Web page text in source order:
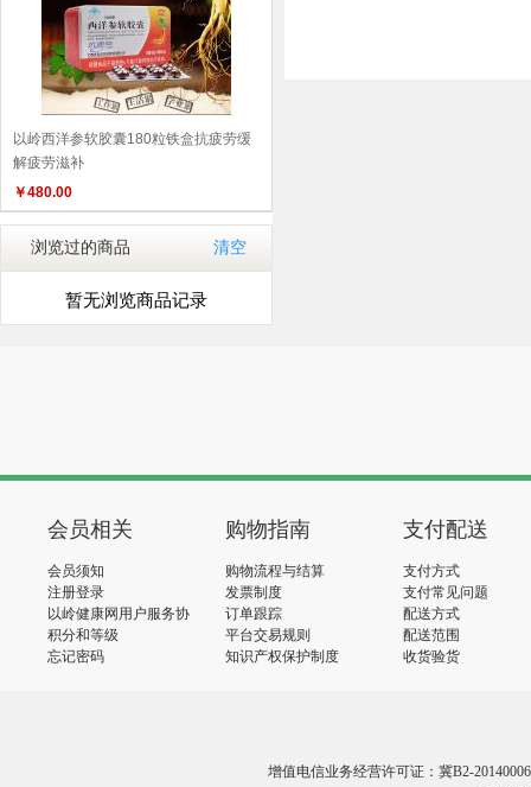
以岭西洋参软胶囊180粒铁盒抗疲劳缓
解疲劳滋补
￥480.00
浏览过的商品 清空
暂无浏览商品记录
会员相关
会员须知
注册登录
以岭健康网用户服务协
议
积分和等级
忘记密码
购物指南
购物流程与结算
发票制度
订单跟踪
平台交易规则
知识产权保护制度
支付配送
支付方式
支付常见问题
配送方式
配送范围
收货验货
增值电信业务经营许可证：冀B2-20140006